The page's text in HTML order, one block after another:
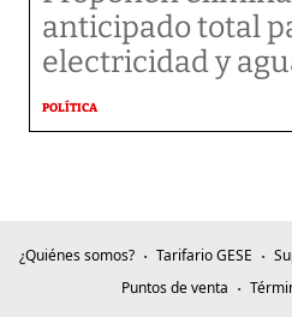
anticipado total
electricidad y
POLÍTICA
¿Quiénes somos? Tarifario GESE
Puntos de venta